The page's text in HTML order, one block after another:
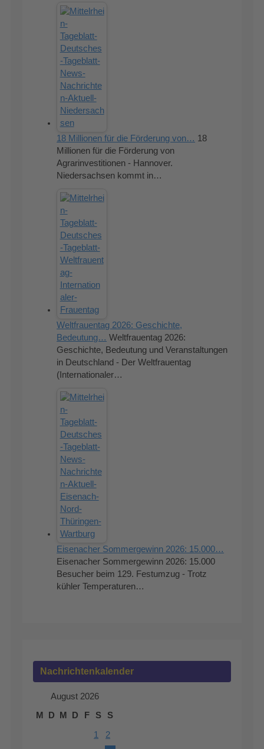
18 Millionen für die Förderung von… 18
Millionen für die Förderung von
Agrarinvestitionen - Hannover.
Niedersachsen kommt in…
Weltfrauentag 2026: Geschichte,
Bedeutung… Weltfrauentag 2026:
Geschichte, Bedeutung und Veranstaltungen
in Deutschland - Der Weltfrauentag
(Internationaler…
Eisenacher Sommergewinn 2026: 15.000…
Eisenacher Sommergewinn 2026: 15.000
Besucher beim 129. Festumzug - Trotz
kühler Temperaturen…
Nachrichtenkalender
August 2026
M
D M D F S S
1 2